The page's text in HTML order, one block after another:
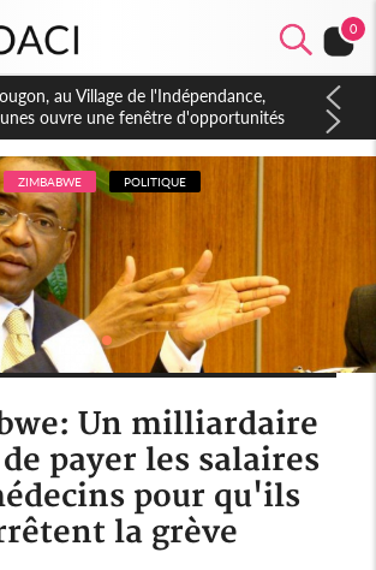
0
Treichville, après la fronde, les agents
un accord avec la direction sur les
ZIMBABWE POLITIQUE
Un milliardaire
payer les salaires
pour qu'ils
la grève